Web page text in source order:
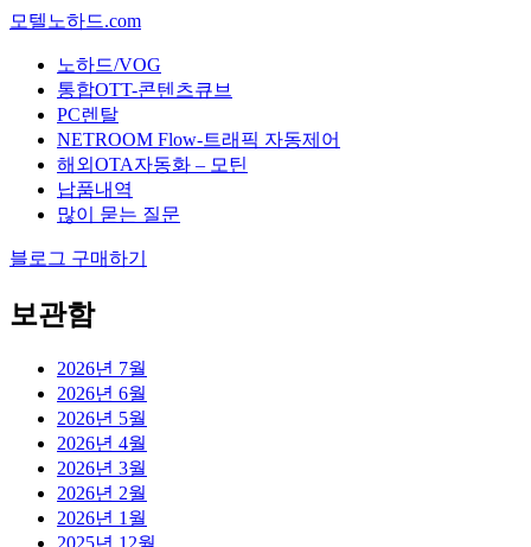
모텔노하드.com
노하드/VOG
통합OTT-콘텐츠큐브
PC렌탈
NETROOM Flow-트래픽 자동제어
해외OTA자동화 – 모틴
납품내역
많이 묻는 질문
블로그 구매하기
보관함
2026년 7월
2026년 6월
2026년 5월
2026년 4월
2026년 3월
2026년 2월
2026년 1월
2025년 12월